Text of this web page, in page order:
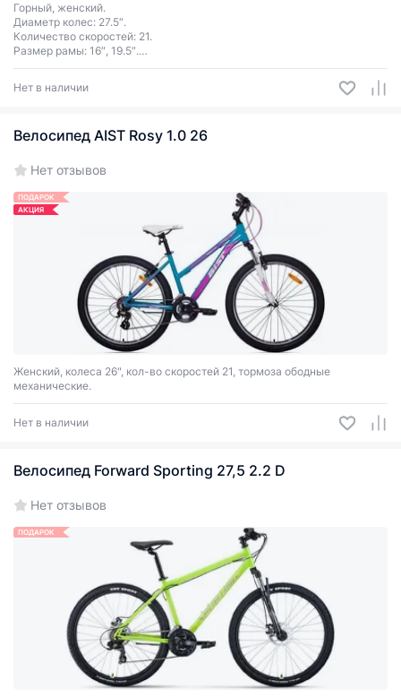
Горный, женский.
Диаметр колес: 27.5″.
Количество скоростей: 21.
Размер рамы: 16″, 19.5″.
Тормоза дисковые механические.
Нет в наличии
Велосипед AIST Rosy 1.0 26
Нет отзывов
ПОДАРОК
АКЦИЯ
Женский, колеса 26", кол-во скоростей 21, тормоза ободные
механические.
Нет в наличии
Велосипед Forward Sporting 27,5 2.2 D
Нет отзывов
ПОДАРОК